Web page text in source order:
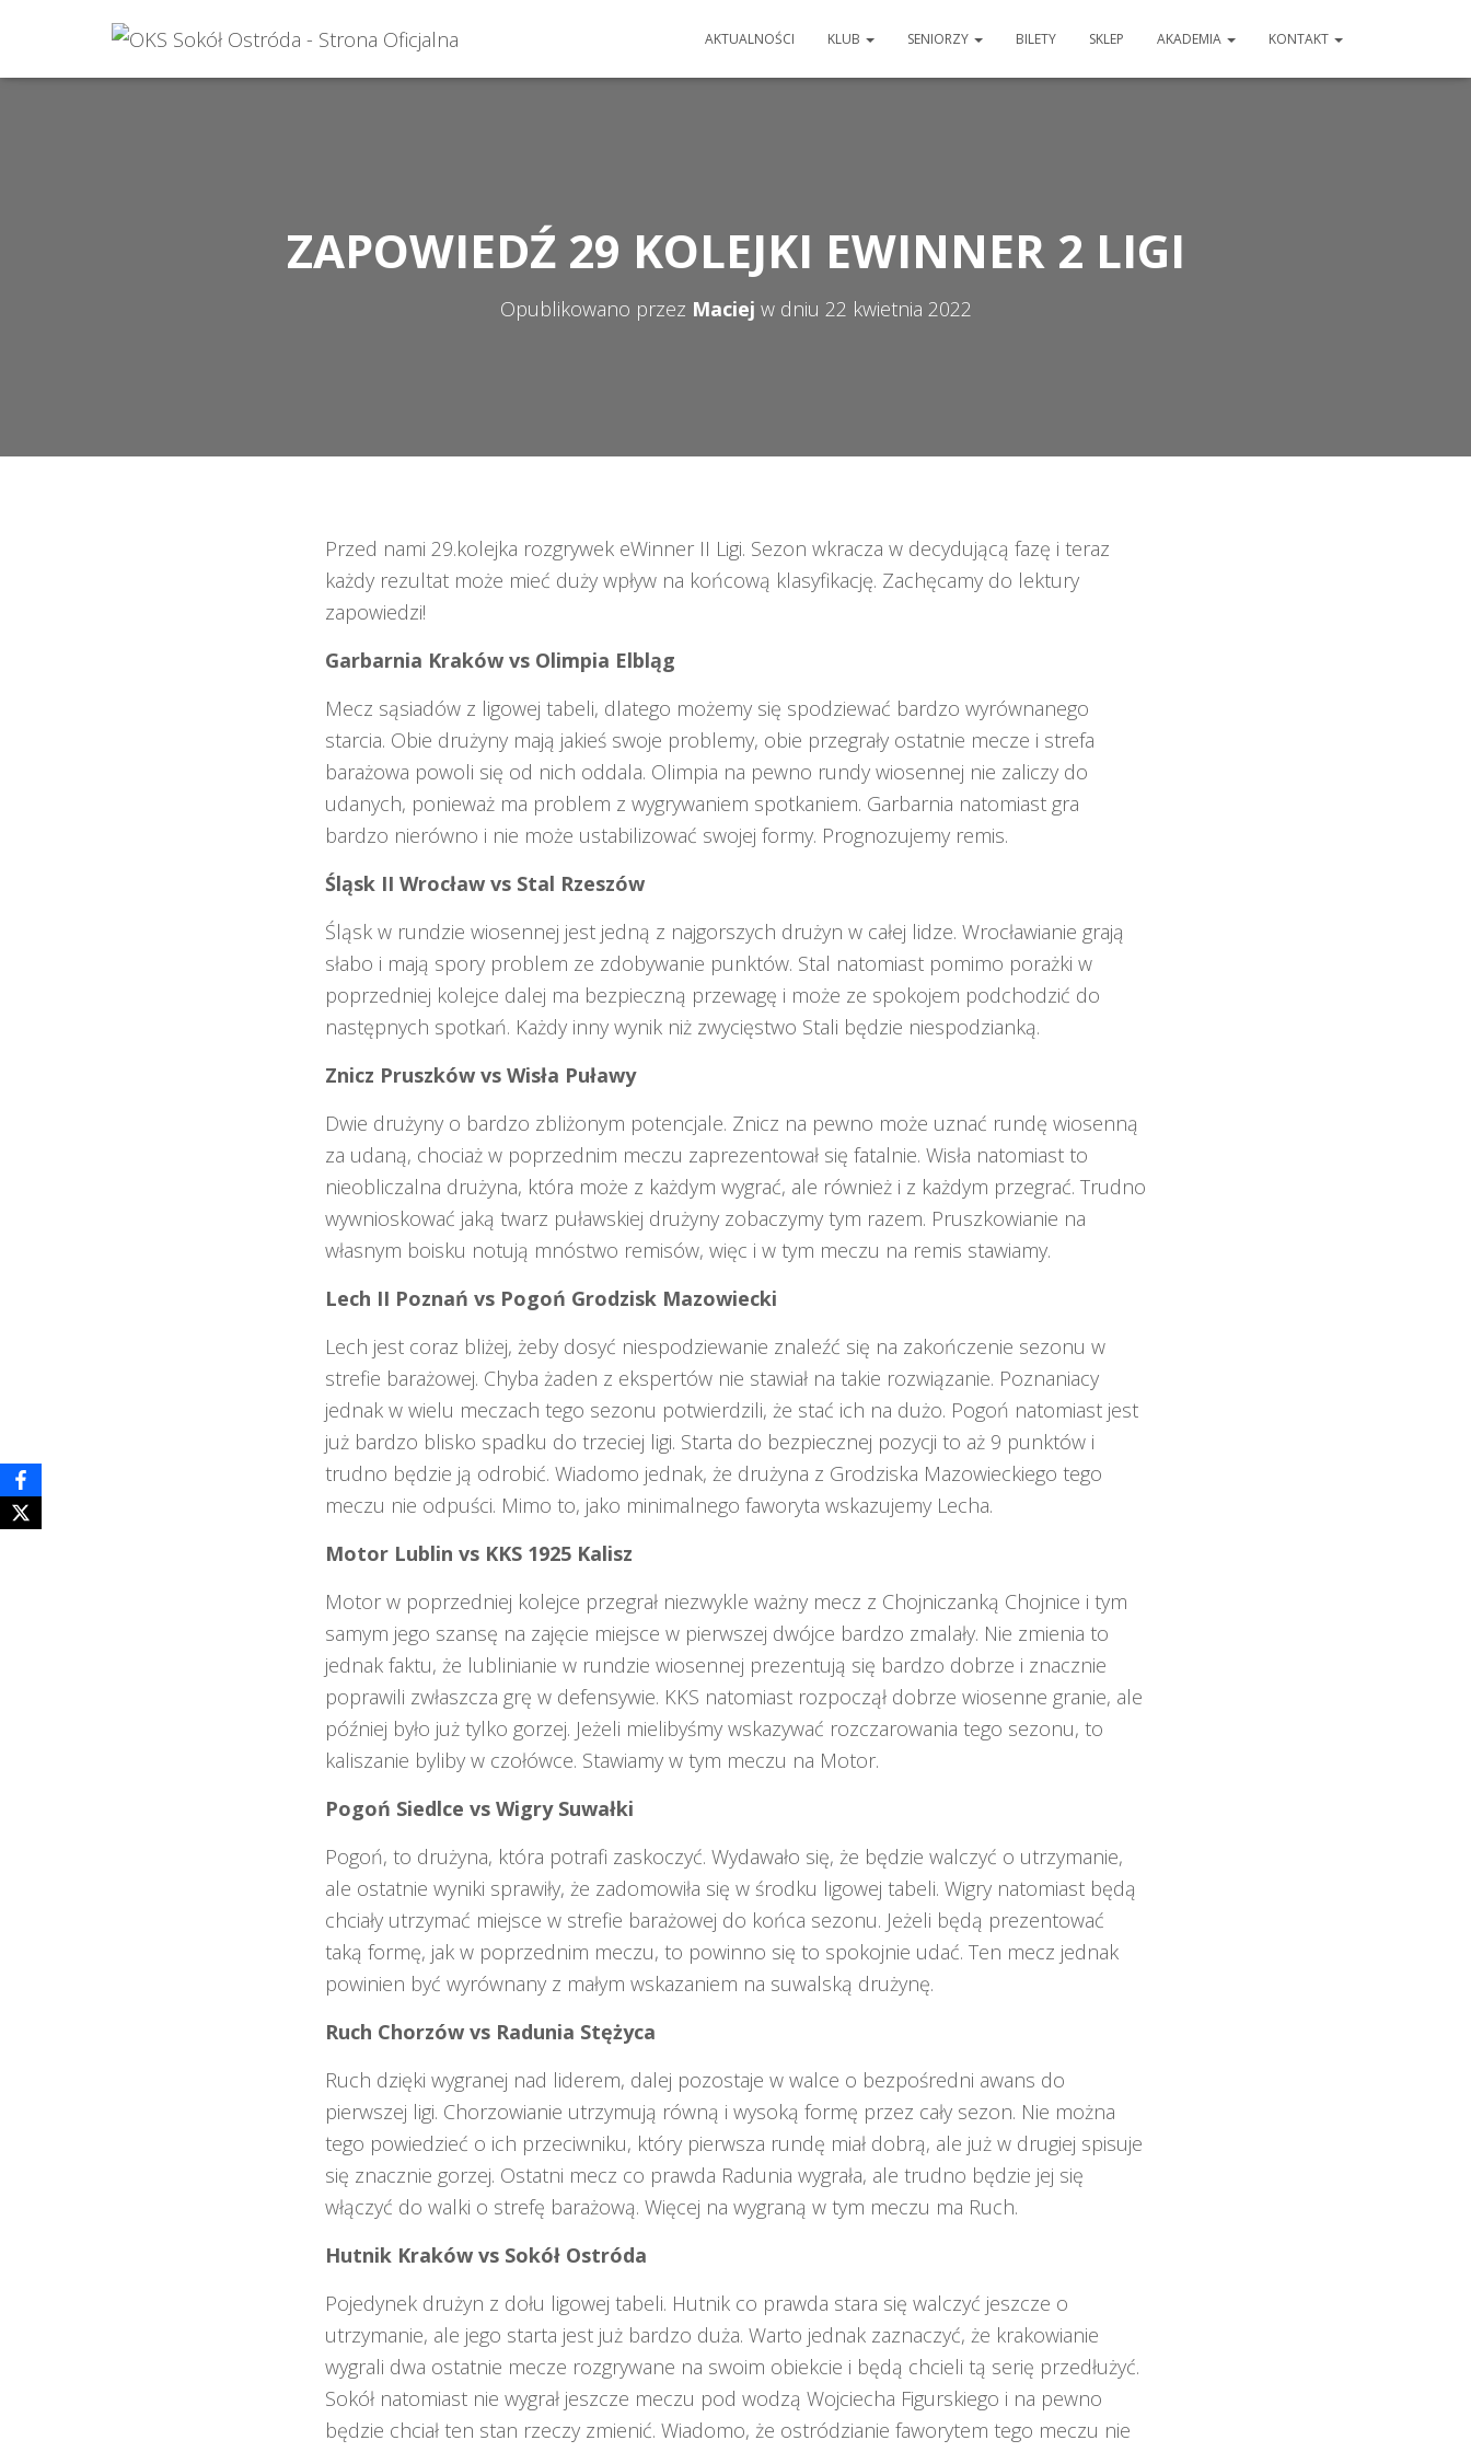
AKTUALNOŚCI KLUB SENIORZY BILETY SKLEP AKADEMIA KONTAKT
ZAPOWIEDŹ 29 KOLEJKI EWINNER 2 LIGI
Opublikowano przez Maciej w dniu 22 kwietnia 2022
Przed nami 29.kolejka rozgrywek eWinner II Ligi. Sezon wkracza w decydującą fazę i teraz
każdy rezultat może mieć duży wpływ na końcową klasyfikację. Zachęcamy do lektury
zapowiedzi!
Garbarnia Kraków vs Olimpia Elbląg
Mecz sąsiadów z ligowej tabeli, dlatego możemy się spodziewać bardzo wyrównanego
starcia. Obie drużyny mają jakieś swoje problemy, obie przegrały ostatnie mecze i strefa
barażowa powoli się od nich oddala. Olimpia na pewno rundy wiosennej nie zaliczy do
udanych, ponieważ ma problem z wygrywaniem spotkaniem. Garbarnia natomiast gra
bardzo nierówno i nie może ustabilizować swojej formy. Prognozujemy remis.
Śląsk II Wrocław vs Stal Rzeszów
Śląsk w rundzie wiosennej jest jedną z najgorszych drużyn w całej lidze. Wrocławianie grają
słabo i mają spory problem ze zdobywanie punktów. Stal natomiast pomimo porażki w
poprzedniej kolejce dalej ma bezpieczną przewagę i może ze spokojem podchodzić do
następnych spotkań. Każdy inny wynik niż zwycięstwo Stali będzie niespodzianką.
Znicz Pruszków vs Wisła Puławy
Dwie drużyny o bardzo zbliżonym potencjale. Znicz na pewno może uznać rundę wiosenną
za udaną, chociaż w poprzednim meczu zaprezentował się fatalnie. Wisła natomiast to
nieobliczalna drużyna, która może z każdym wygrać, ale również i z każdym przegrać. Trudno
wywnioskować jaką twarz puławskiej drużyny zobaczymy tym razem. Pruszkowianie na
własnym boisku notują mnóstwo remisów, więc i w tym meczu na remis stawiamy.
Lech II Poznań vs Pogoń Grodzisk Mazowiecki
Lech jest coraz bliżej, żeby dosyć niespodziewanie znaleźć się na zakończenie sezonu w
strefie barażowej. Chyba żaden z ekspertów nie stawiał na takie rozwiązanie. Poznaniacy
jednak w wielu meczach tego sezonu potwierdzili, że stać ich na dużo. Pogoń natomiast jest
już bardzo blisko spadku do trzeciej ligi. Starta do bezpiecznej pozycji to aż 9 punktów i
trudno będzie ją odrobić. Wiadomo jednak, że drużyna z Grodziska Mazowieckiego tego
meczu nie odpuści. Mimo to, jako minimalnego faworyta wskazujemy Lecha.
Motor Lublin vs KKS 1925 Kalisz
Motor w poprzedniej kolejce przegrał niezwykle ważny mecz z Chojniczanką Chojnice i tym
samym jego szansę na zajęcie miejsce w pierwszej dwójce bardzo zmalały. Nie zmienia to
jednak faktu, że lublinianie w rundzie wiosennej prezentują się bardzo dobrze i znacznie
poprawili zwłaszcza grę w defensywie. KKS natomiast rozpoczął dobrze wiosenne granie, ale
później było już tylko gorzej. Jeżeli mielibyśmy wskazywać rozczarowania tego sezonu, to
kaliszanie byliby w czołówce. Stawiamy w tym meczu na Motor.
Pogoń Siedlce vs Wigry Suwałki
Pogoń, to drużyna, która potrafi zaskoczyć. Wydawało się, że będzie walczyć o utrzymanie,
ale ostatnie wyniki sprawiły, że zadomowiła się w środku ligowej tabeli. Wigry natomiast będą
chciały utrzymać miejsce w strefie barażowej do końca sezonu. Jeżeli będą prezentować
taką formę, jak w poprzednim meczu, to powinno się to spokojnie udać. Ten mecz jednak
powinien być wyrównany z małym wskazaniem na suwalską drużynę.
Ruch Chorzów vs Radunia Stężyca
Ruch dzięki wygranej nad liderem, dalej pozostaje w walce o bezpośredni awans do
pierwszej ligi. Chorzowianie utrzymują równą i wysoką formę przez cały sezon. Nie można
tego powiedzieć o ich przeciwniku, który pierwsza rundę miał dobrą, ale już w drugiej spisuje
się znacznie gorzej. Ostatni mecz co prawda Radunia wygrała, ale trudno będzie jej się
włączyć do walki o strefę barażową. Więcej na wygraną w tym meczu ma Ruch.
Hutnik Kraków vs Sokół Ostróda
Pojedynek drużyn z dołu ligowej tabeli. Hutnik co prawda stara się walczyć jeszcze o
utrzymanie, ale jego starta jest już bardzo duża. Warto jednak zaznaczyć, że krakowianie
wygrali dwa ostatnie mecze rozgrywane na swoim obiekcie i będą chcieli tą serię przedłużyć.
Sokół natomiast nie wygrał jeszcze meczu pod wodzą Wojciecha Figurskiego i na pewno
będzie chciał ten stan rzeczy zmienić. Wiadomo, że ostródzianie faworytem tego meczu nie